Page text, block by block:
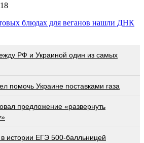
блюдах для веганов нашли ДНК
РФ и Украиной один из самых
помочь Украине поставками газа
предложение «развернуть
истории ЕГЭ 500-балльницей